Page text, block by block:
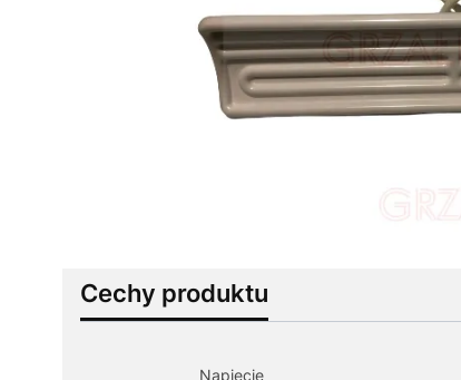
Cechy produktu
Napięcie